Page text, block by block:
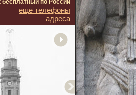
бесплатный по России
еще телефоны
адреса